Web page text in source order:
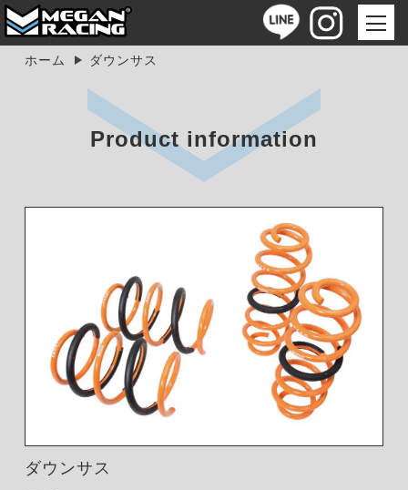
ホーム ダウンサス
Product information
ダウンサス